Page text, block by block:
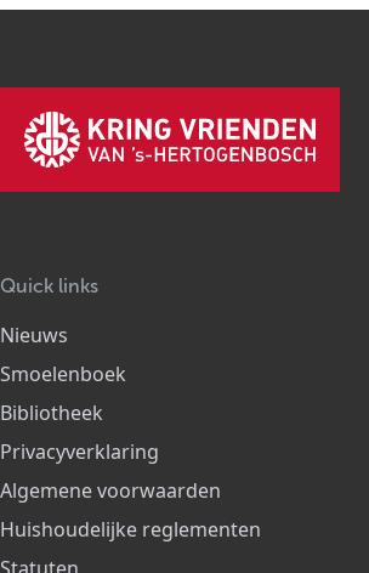
Quick links
Nieuws
Smoelenboek
Bibliotheek
Privacyverklaring
Algemene voorwaarden
Huishoudelijke reglementen